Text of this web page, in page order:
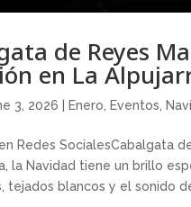
de Reyes
en La
3, 2026 Enero Eventos
Redes SocialesCabalgata
la Navidad tiene un brillo
tejados blancos y el sonido de